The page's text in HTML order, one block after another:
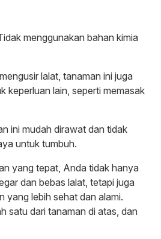
menggunakan bahan kimia
lalat, tanaman ini juga
keperluan lain, seperti memasak
ini mudah dirawat dan tidak
untuk tumbuh.
yang tepat, Anda tidak hanya
dan bebas lalat, tetapi juga
yang lebih sehat dan alami.
satu dari tanaman di atas, dan